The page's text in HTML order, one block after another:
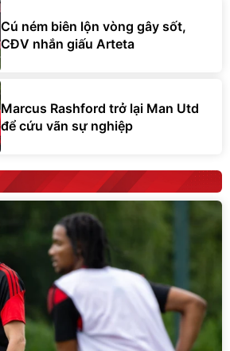
Cú ném biên lộn vòng gây sốt,
CĐV nhắn giấu Arteta
Marcus Rashford trở lại Man Utd
để cứu vãn sự nghiệp